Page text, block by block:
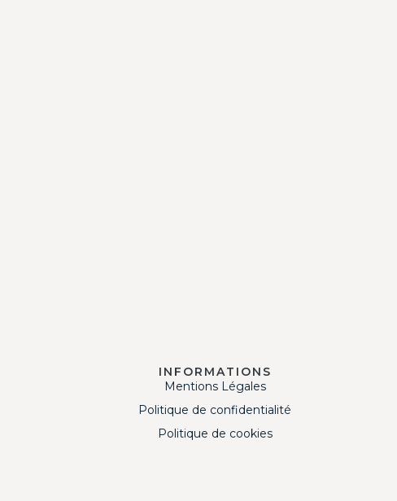
INFORMATIONS
Mentions Légales
Politique de confidentialité
Politique de cookies